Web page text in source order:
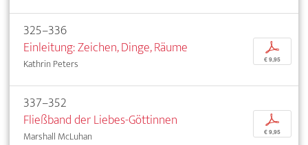
325–336
Einleitung: Zeichen, Dinge, Räume
Kathrin Peters
p
€ 9,95
337–352
Fließband der Liebes-Göttinnen
Marshall McLuhan
p
€ 9,95